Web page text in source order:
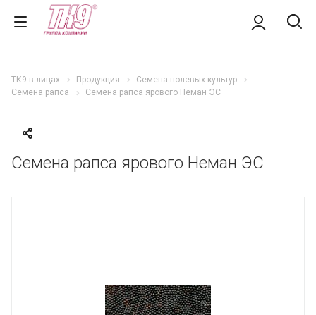
ТК9 в лицах Продукция
Семена полевых культур
Семена рапса
Семена рапса ярового Неман ЭС
Семена рапса ярового Неман ЭС